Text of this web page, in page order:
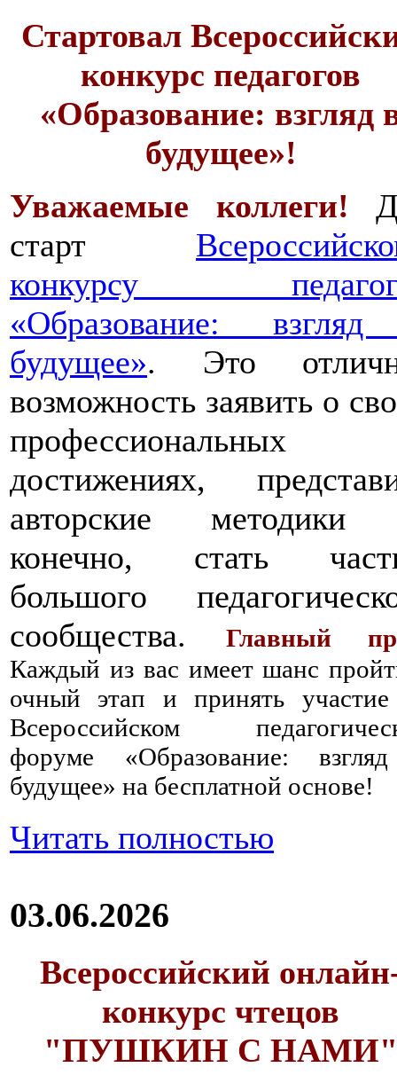
Стартовал
конкурс педагогов
«Образование: взгляд
будущее»!
Уважаемые коллеги!
старт
конкурсу
«Образование:
будущее». Это
возможность заявить о
профессиональных
достижениях,
авторские методики
конечно, стать
большого
сообщества.
Главный
Каждый из вас имеет шанс
очный этап и принять
Всероссийском
форуме «Образование:
будущее» на бесплатной основе!
Читать полностью
03.06.2026
Всероссийский
конкурс чтецов
"ПУШКИН С НАМИ"